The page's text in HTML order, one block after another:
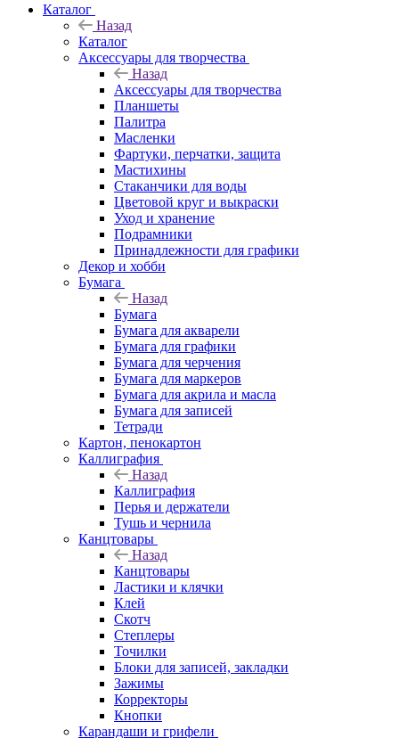
Каталог
Назад
Каталог
Аксессуары для творчества
Назад
Аксессуары для творчества
Планшеты
Палитра
Масленки
Фартуки, перчатки, защита
Мастихины
Стаканчики для воды
Цветовой круг и выкраски
Уход и хранение
Подрамники
Принадлежности для графики
Декор и хобби
Бумага
Назад
Бумага
Бумага для акварели
Бумага для графики
Бумага для черчения
Бумага для маркеров
Бумага для акрила и масла
Бумага для записей
Тетради
Картон, пенокартон
Каллиграфия
Назад
Каллиграфия
Перья и держатели
Тушь и чернила
Канцтовары
Назад
Канцтовары
Ластики и клячки
Клей
Скотч
Степлеры
Точилки
Блоки для записей, закладки
Зажимы
Корректоры
Кнопки
Карандаши и грифели